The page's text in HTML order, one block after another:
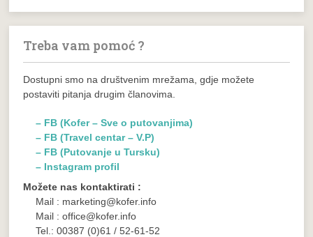
Treba vam pomoć ?
Dostupni smo na društvenim mrežama, gdje možete
postaviti pitanja drugim članovima.
– FB (Kofer – Sve o putovanjima)
– FB (Travel centar – V.P)
– FB (Putovanje u Tursku)
– Instagram profil
Možete nas kontaktirati :
Mail : marketing@kofer.info
Mail : office@kofer.info
Tel.: 00387 (0)61 / 52-61-52